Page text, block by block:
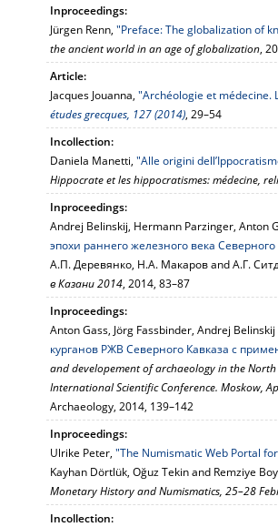
Inproceedings:
Jürgen Renn, "Preface: The globalization of
the ancient world in an age of globalization,
Article:
Jacques Jouanna, "Archéologie et médecine.
études grecques, 127 (2014), 29–54
Incollection:
Daniela Manetti, "Alle origini
Hippocrate et les hippocratismes: médecine,
Inproceedings:
Andrej Belinskij, Hermann Parzinger, Anton
эпохи раннего железного века
А.П. Деревянко, Н.А. Макаров and А.Г.
в Казани 2014, 2014, 83–87
Inproceedings:
Anton Gass, Jörg Fassbinder, Andrej
курганов РЖВ Северного Кавказа с
and developement of archaeology in the North
International Scientific Conference. Moskow,
Archaeology, 2014, 139–142
Inproceedings:
Ulrike Peter, "The Numismatic Web Portal
Kayhan Dörtlük, Oğuz Tekin and Remziye
Monetary History and Numismatics, 25–28
Incollection: